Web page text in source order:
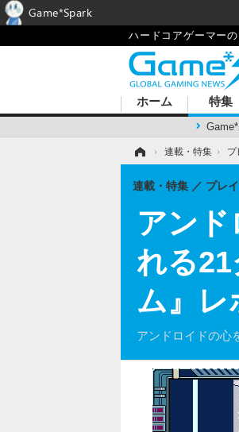
ハードコアゲーマー
ホーム 特集
› 連載・特集 › プ
アン
れる
ム』レ
アンドロイドの心
連載・特集 プレ
Game*Spark